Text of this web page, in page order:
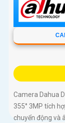
Camera Dahua
355° 3MP tích
chuyển động và